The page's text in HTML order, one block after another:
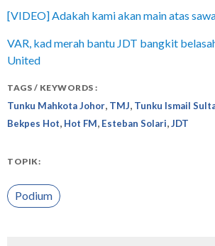
[VIDEO] Adakah kami akan main atas
VAR, kad merah bantu JDT bangkit
United
TAGS / KEYWORDS :
Tunku Mahkota Johor, TMJ, Tunku Ismail
Bekpes Hot, Hot FM, Esteban Solari,JDT
TOPIK:
Podium